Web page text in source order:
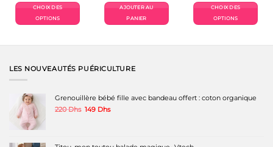
initial
était :
200 Dhs.
actuel
CHOIX DES
OPTIONS
variations.
être
choisies
initial
était :
220 Dhs.
actuel
AJOUTER AU
PANIER
initial
était :
220 Dhs.
actuel
CHOIX DES
OPTIONS
être
LES NOUVEAUTÉS PUÉRICULTURE
Grenouillère bébé fille avec bandeau offert : coton organique
220Dhs Le
149 DhsLe
149 Dhs.